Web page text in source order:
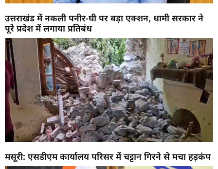
उत्तराखंड में नकली पनीर-घी पर बड़ा एक्शन, धामी सरकार ने
पूरे प्रदेश में लगाया प्रतिबंध
मसूरी: एसडीएम कार्यालय परिसर में चट्टान गिरने से मचा हड़कंप